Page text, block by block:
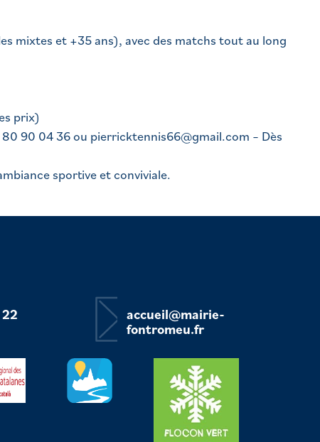
mixtes et +35 ans), avec des matchs tout au long
prix)
90 04 36 ou pierricktennis66@gmail.com – Dès
sportive et conviviale.
accueil@mairie-
fontromeu.fr